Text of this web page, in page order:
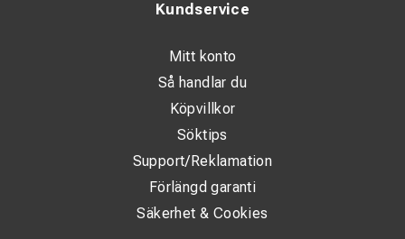
Kundservice
Mitt konto
Så handlar du
Köpvillkor
Söktips
Support/Reklamation
Förlängd garanti
Säkerhet & Cookies